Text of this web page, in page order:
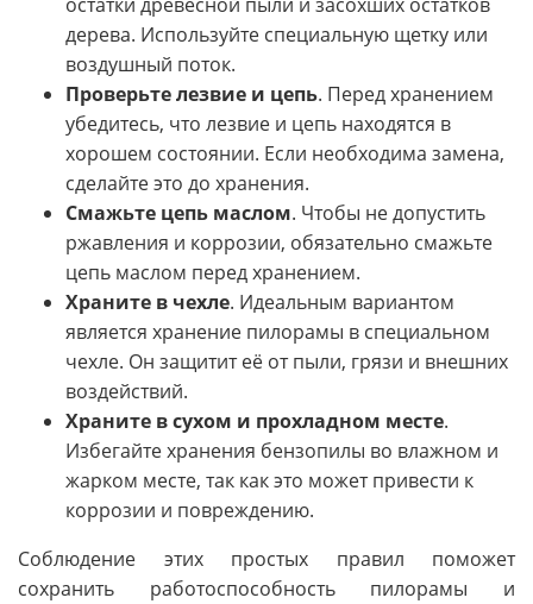
остатки древесной пыли и засохших остатков
дерева. Используйте специальную щетку или
воздушный поток.
Проверьте лезвие и цепь. Перед хранением
убедитесь, что лезвие и цепь находятся в
хорошем состоянии. Если необходима замена,
сделайте это до хранения.
Смажьте цепь маслом. Чтобы не допустить
ржавления и коррозии, обязательно смажьте
цепь маслом перед хранением.
Храните в чехле. Идеальным вариантом
является хранение пилорамы в специальном
чехле. Он защитит её от пыли, грязи и внешних
воздействий.
Храните в сухом и прохладном месте.
Избегайте хранения бензопилы во влажном и
жарком месте, так как это может привести к
коррозии и повреждению.
Соблюдение этих простых правил поможет
сохранить работоспособность пилорамы и